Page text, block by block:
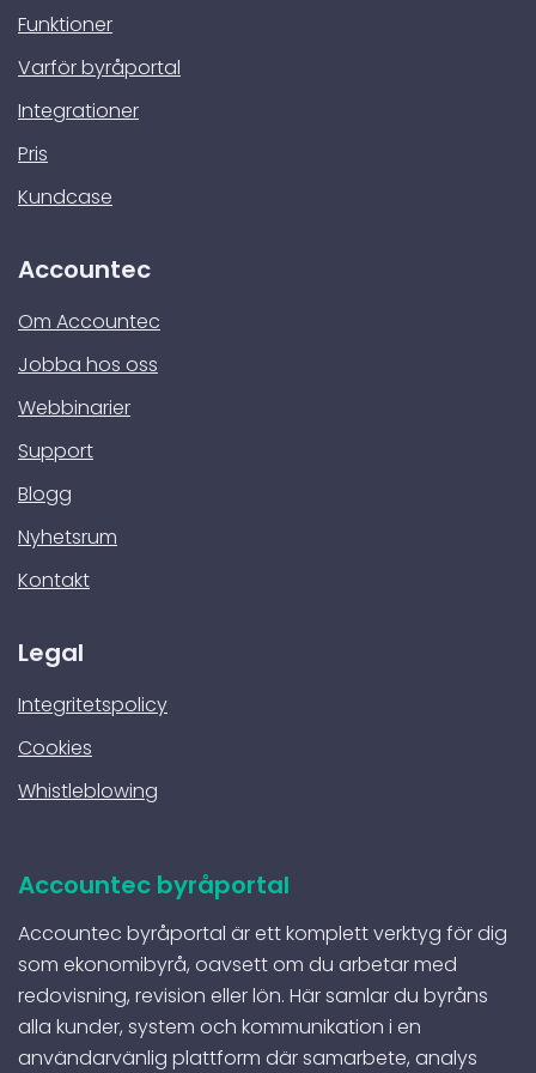
Funktioner
Varför byråportal
Integrationer
Pris
Kundcase
Accountec
Om Accountec
Jobba hos oss
Webbinarier
Support
Blogg
Nyhetsrum
Kontakt
Legal
Integritetspolicy
Cookies
Whistleblowing
Accountec byråportal
Accountec byråportal är ett komplett verktyg för dig
som ekonomibyrå, oavsett om du arbetar med
redovisning, revision eller lön. Här samlar du byråns
alla kunder, system och kommunikation i en
användarvänlig plattform där samarbete, analys